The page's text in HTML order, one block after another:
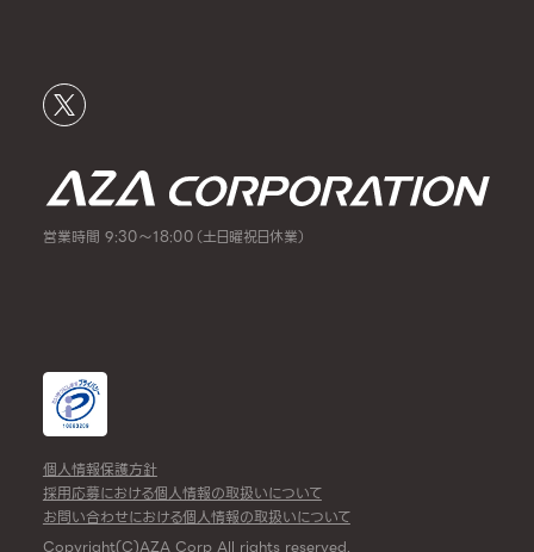
営業時間 9:30～18:00（土日曜祝日休業）
個人情報保護方針
採用応募における個人情報の取扱いについて
お問い合わせにおける個人情報の取扱いについて
Copyright(C)AZA Corp All rights reserved.